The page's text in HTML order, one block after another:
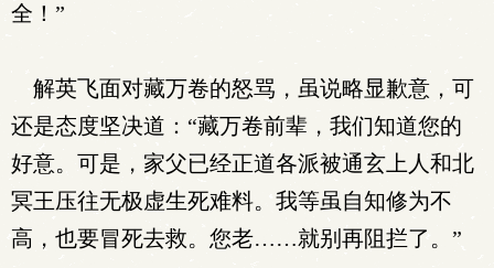
全！”
解英飞面对藏万卷的怒骂，虽说略显歉意，可
还是态度坚决道：“藏万卷前辈，我们知道您的
好意。可是，家父已经正道各派被通玄上人和北
冥王压往无极虚生死难料。我等虽自知修为不
高，也要冒死去救。您老……就别再阻拦了。”